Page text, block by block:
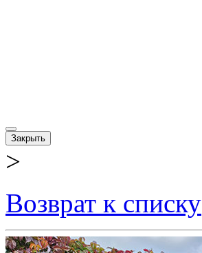
Закрыть
>
Возврат к списку